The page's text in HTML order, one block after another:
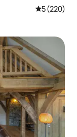
평점 5점(5
5 (220)